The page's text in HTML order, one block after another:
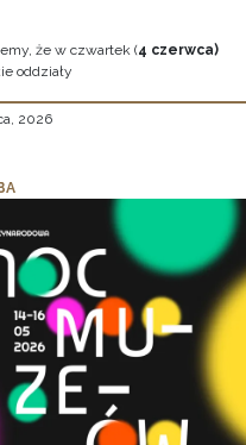
że w czwartek (4 czerwca)
oddziały
2026